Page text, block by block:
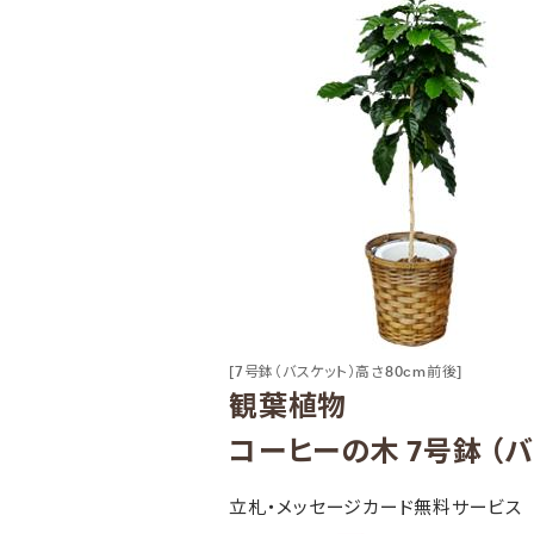
[7号鉢（バスケット）高さ80cm前後]
観葉植物
コーヒーの木 7号鉢 （バ
立札・メッセージカード無料サービス